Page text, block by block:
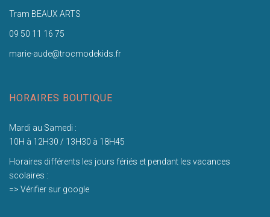
Tram BEAUX ARTS
09 50 11 16 75
marie-aude@trocmodekids.fr
HORAIRES BOUTIQUE
Mardi au Samedi :
10H à 12H30 / 13H30 à 18H45
Horaires différents les jours fériés et pendant les vacances
scolaires :
=> Vérifier sur google